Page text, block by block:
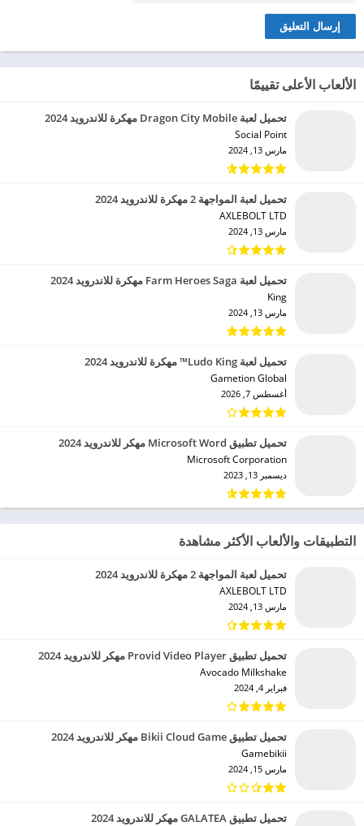
الألعاب الأعلى تقييمًا
تحميل لعبة Dragon City Mobile مهكرة للاندرويد 2024
Social Point‏
مارس 13, 2024
تحميل لعبة المواجهة 2 مهكرة للاندرويد 2024
AXLEBOLT LTD‏
مارس 13, 2024
تحميل لعبة Farm Heroes Saga مهكرة للاندرويد 2024
King‏
مارس 13, 2024
تحميل لعبة Ludo King™ مهكرة للاندرويد 2024
Gametion Global‏
أغسطس 7, 2026
تحميل تطبيق Microsoft Word مهكر للاندرويد 2024
Microsoft Corporation‏
ديسمبر 13, 2023
التطبيقات والألعاب الأكثر مشاهدة
تحميل لعبة المواجهة 2 مهكرة للاندرويد 2024
AXLEBOLT LTD‏
مارس 13, 2024
تحميل تطبيق Provid Video Player مهكر للاندرويد 2024
Avocado Milkshake‏
فبراير 4, 2024
تحميل تطبيق Bikii Cloud Game مهكر للاندرويد 2024
Gamebikii‏
مارس 15, 2024
تحميل تطبيق GALATEA مهكر للاندرويد 2024